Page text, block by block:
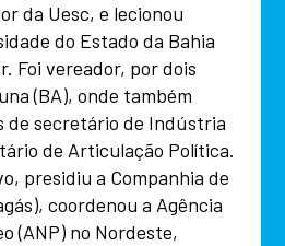
da Uesc, e lecionou
do Estado da Bahia
Foi vereador, por dois
(BA), onde também
de secretário de Indústria
de Articulação Política.
presidiu a Companhia de
coordenou a Agência
(ANP) no Nordeste,